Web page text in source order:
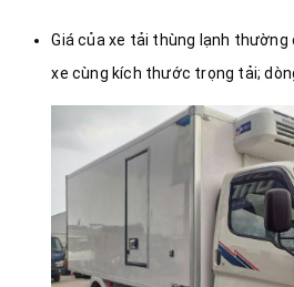
Giá của xe tải thùng lạnh thường
xe cùng kích thước trọng tải;